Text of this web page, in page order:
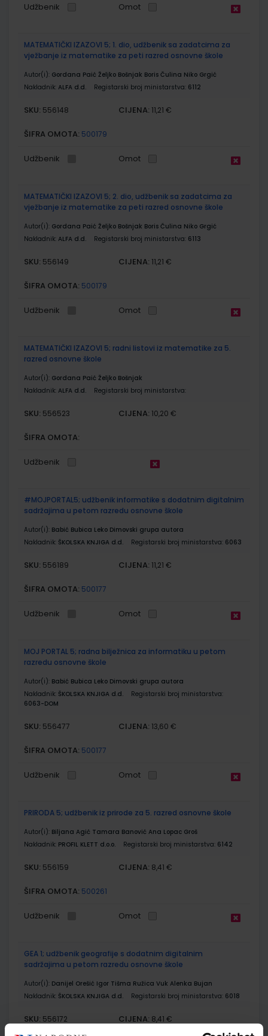
Udžbenik Omot
MATEMATIČKI IZAZOVI 5; 1. dio, udžbenik sa zadatcima za
vježbanje iz matematike za peti razred osnovne škole
Autor(i): Gordana Paić Željko Bošnjak Boris Čulina Niko Grgić
Nakladnik: ALFA d.d. Registarski broj ministarstva: 6112
SKU: 556148 CIJENA: 11,21 €
ŠIFRA OMOTA: 500179
Udžbenik Omot
MATEMATIČKI IZAZOVI 5; 2. dio, udžbenik sa zadatcima za
vježbanje iz matematike za peti razred osnovne škole
Autor(i): Gordana Paić Željko Bošnjak Boris Čulina Niko Grgić
Nakladnik: ALFA d.d. Registarski broj ministarstva: 6113
SKU: 556149 CIJENA: 11,21 €
ŠIFRA OMOTA: 500179
Udžbenik Omot
MATEMATIČKI IZAZOVI 5; radni listovi iz matematike za 5.
razred osnovne škole
Autor(i): Gordana Paić Željko Bošnjak
Nakladnik: ALFA d.d. Registarski broj ministarstva:
SKU: 556523 CIJENA: 10,20 €
ŠIFRA OMOTA:
Udžbenik
#MOJPORTAL5; udžbenik informatike s dodatnim digitalnim
sadržajima u petom razredu osnovne škole
Autor(i): Babić Bubica Leko Dimovski grupa autora
Nakladnik: ŠKOLSKA KNJIGA d.d. Registarski broj ministarstva: 6063
SKU: 556189 CIJENA: 11,21 €
ŠIFRA OMOTA: 500177
Udžbenik Omot
MOJ PORTAL 5; radna bilježnica za informatiku u petom
razredu osnovne škole
Autor(i): Babić Bubica Leko Dimovski grupa autora
Nakladnik: ŠKOLSKA KNJIGA d.d.
Registarski broj ministarstva:
6063-DOM
SKU: 556477 CIJENA: 13,60 €
ŠIFRA OMOTA: 500177
Udžbenik Omot
PRIRODA 5; udžbenik iz prirode za 5. razred osnovne škole
Autor(i): Biljana Agić Tamara Banović Ana Lopac Groš
Nakladnik: PROFIL KLETT d.o.o. Registarski broj ministarstva: 6142
SKU: 556159 CIJENA: 8,41 €
ŠIFRA OMOTA: 500261
Udžbenik Omot
GEA 1; udžbenik geografije s dodatnim digitalnim
sadržajima u petom razredu osnovne škole
Autor(i): Danijel Orešić Igor Tišma Ružica Vuk Alenka Bujan
Nakladnik: ŠKOLSKA KNJIGA d.d. Registarski broj ministarstva: 6018
SKU: 556172 CIJENA: 8,41 €